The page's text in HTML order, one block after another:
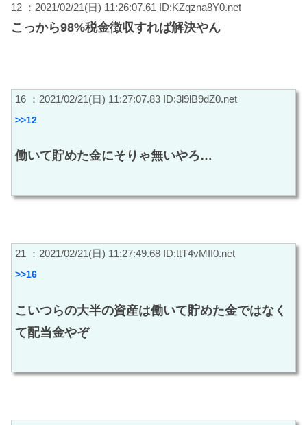
12 ：2021/02/21(日) 11:26:07.61 ID:KZqzna8Y0.net
こっから98%税金徴収すれば解決やん
16 ：2021/02/21(日) 11:27:07.83 ID:3l9lB9dZ0.net
>>12
働いて貯めた金にそりゃ無いやろ…
21 ：2021/02/21(日) 11:27:49.68 ID:ttT4vMII0.net
>>16
こいつらの大半の資産は働いて貯めた金ではなく
て配当金やぞ